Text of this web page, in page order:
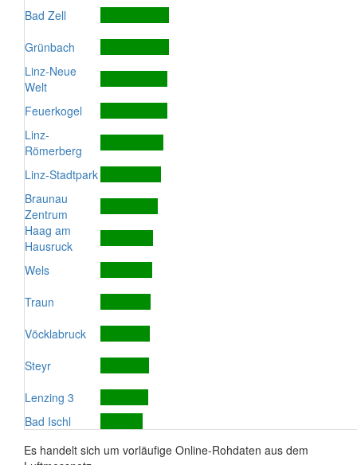
Bad Zell
Grünbach
Linz-Neue
Welt
Feuerkogel
Linz-
Römerberg
Linz-Stadtpark
Braunau
Zentrum
Haag am
Hausruck
Wels
Traun
Vöcklabruck
Steyr
Lenzing 3
Bad Ischl
Es handelt sich um vorläufige Online-Rohdaten aus dem